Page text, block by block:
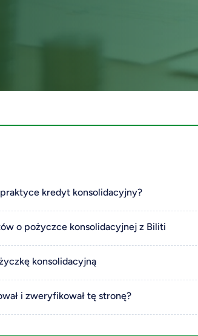
praktyce kredyt konsolidacyjny?
o pożyczce konsolidacyjnej z Biliti
konsolidacyjną
i zweryfikował tę stronę?